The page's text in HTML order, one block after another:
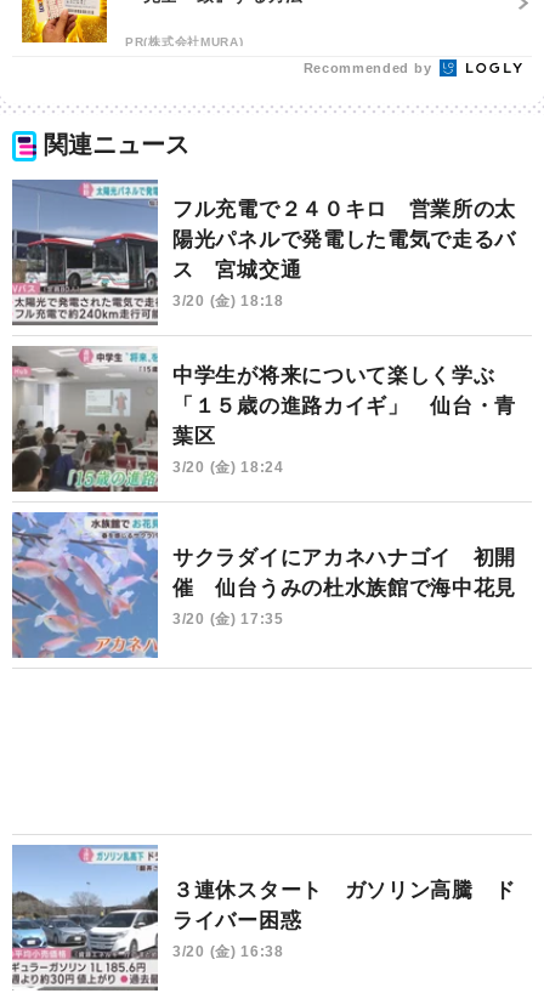
PR(株式会社MURA)
Recommended by
関連ニュース
フル充電で２４０キロ 営業所の太
陽光パネルで発電した電気で走るバ
ス 宮城交通
3/20 (金) 18:18
中学生が将来について楽しく学ぶ
「１５歳の進路カイギ」 仙台・青
葉区
3/20 (金) 18:24
サクラダイにアカネハナゴイ 初開
催 仙台うみの杜水族館で海中花見
3/20 (金) 17:35
３連休スタート ガソリン高騰 ド
ライバー困惑
3/20 (金) 16:38